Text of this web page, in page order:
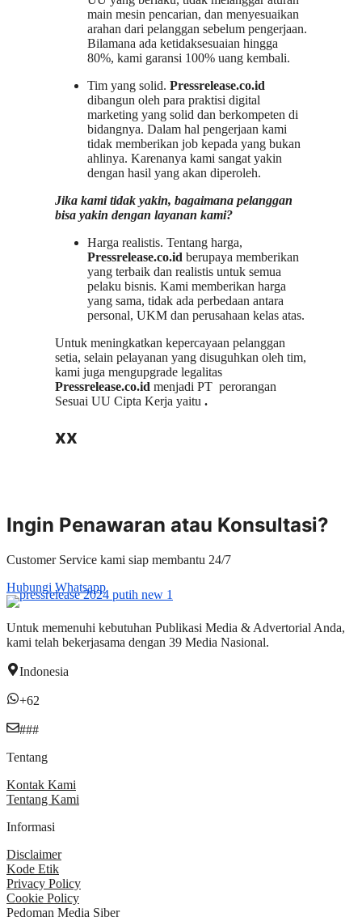
main mesin pencarian, dan menyesuaikan
arahan dari pelanggan sebelum pengerjaan.
Bilamana ada ketidaksesuaian hingga
80%, kami garansi 100% uang kembali.
Tim yang solid. Pressrelease.co.id
dibangun oleh para praktisi digital
marketing yang solid dan berkompeten di
bidangnya. Dalam hal pengerjaan kami
tidak memberikan job kepada yang bukan
ahlinya. Karenanya kami sangat yakin
dengan hasil yang akan diperoleh.
Jika kami tidak yakin, bagaimana pelanggan
bisa yakin dengan layanan kami?
Harga realistis. Tentang harga,
Pressrelease.co.id berupaya memberikan
yang terbaik dan realistis untuk semua
pelaku bisnis. Kami memberikan harga
yang sama, tidak ada perbedaan antara
personal, UKM dan perusahaan kelas atas.
Untuk meningkatkan kepercayaan pelanggan
setia, selain pelayanan yang disuguhkan oleh tim,
kami juga mengupgrade legalitas
Pressrelease.co.id menjadi PT perorangan
Sesuai UU Cipta Kerja yaitu .
xx
Ingin Penawaran atau Konsultasi?
Customer Service kami siap membantu 24/7
Hubungi Whatsapp
Untuk memenuhi kebutuhan Publikasi Media & Advertorial Anda,
kami telah bekerjasama dengan 39 Media Nasional.
Indonesia
+62
###
Tentang
Kontak Kami
Tentang Kami
Informasi
Disclaimer
Kode Etik
Privacy Policy
Cookie Policy
Pedoman Media Siber